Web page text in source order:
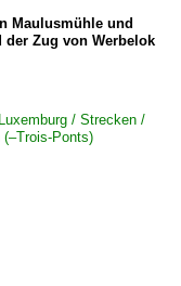
Maulusmühle und
Zug von Werbelok
Luxemburg / Strecken /
(–Trois-Ponts)